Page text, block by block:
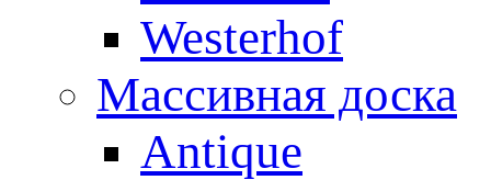
Westerhof
Массивная доска
Antique